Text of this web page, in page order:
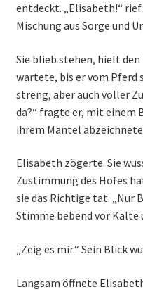
entdeckt. „Elisabeth!“ rief
Mischung aus Sorge und
Sie blieb stehen, hielt
wartete, bis er vom Pferd
streng, aber auch voller
da?“ fragte er, mit einem
ihrem Mantel
Elisabeth zögerte. Sie
Zustimmung des Hofes
sie das Richtige tat. „Nur
Stimme bebend vor Kälte
„Zeig es mir.“ Sein Blick
Langsam öffnete